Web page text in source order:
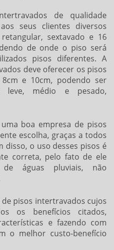
de qualidade
seus clientes diversos
sextavado e 16
de onde o piso será
pisos diferentes. A
deve oferecer os pisos
e 10cm, podendo ser
leve, médio e pesado,
boa empresa de pisos
escolha, graças a todos
disso, o uso desses pisos é
correta, pelo fato de ele
águas pluviais, não
pisos intertravados cujos
os benefícios citados,
e fazendo com
o melhor custo-benefício